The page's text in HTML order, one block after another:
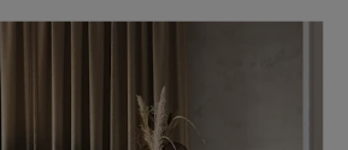
11 999 kr